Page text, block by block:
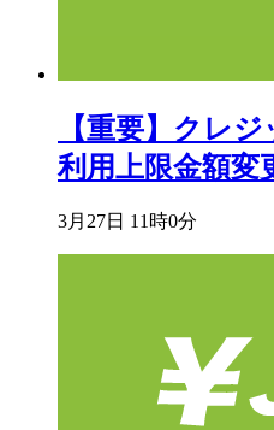
【重要】クレ
利用上限金額変
3月27日 11時0分